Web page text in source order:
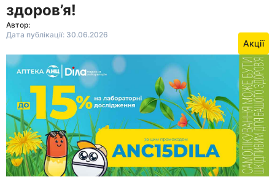
здоров’я!
Автор:
Дата публікації: 30.06.2026
Акції